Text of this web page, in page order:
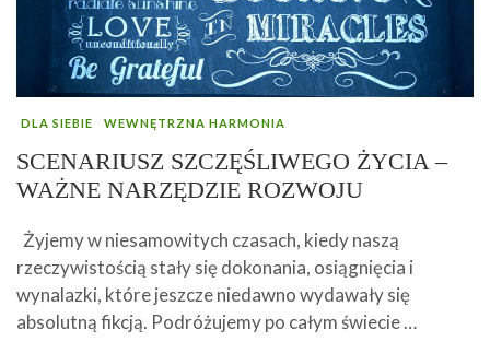
DLA SIEBIE WEWNĘTRZNA HARMONIA
SCENARIUSZ SZCZĘŚLIWEGO ŻYCIA –
WAŻNE NARZĘDZIE ROZWOJU
Żyjemy w niesamowitych czasach, kiedy naszą
rzeczywistością stały się dokonania, osiągnięcia i
wynalazki, które jeszcze niedawno wydawały się
absolutną fikcją. Podróżujemy po całym świecie …